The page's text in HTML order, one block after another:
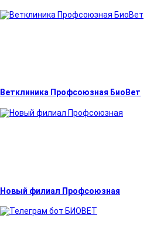
Ветклиника Профсоюзная БиоВет
Новый филиал Профсоюзная